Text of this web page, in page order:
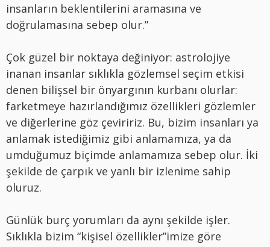
insanların beklentilerini aramasına ve
doğrulamasına sebep olur.”
Çok güzel bir noktaya değiniyor: astrolojiye
inanan insanlar sıklıkla gözlemsel seçim etkisi
denen bilişsel bir önyargının kurbanı olurlar:
farketmeye hazırlandığımız özellikleri gözlemler
ve diğerlerine göz çeviririz. Bu, bizim insanları ya
anlamak istediğimiz gibi anlamamıza, ya da
umduğumuz biçimde anlamamıza sebep olur. İki
şekilde de çarpık ve yanlı bir izlenime sahip
oluruz.
Günlük burç yorumları da aynı şekilde işler.
Sıklıkla bizim “kişisel özellikler”imize göre